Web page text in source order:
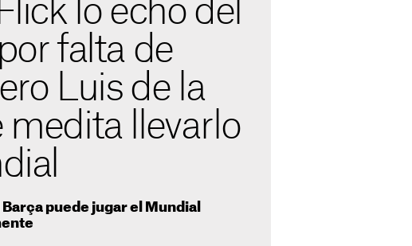
lo echó del
falta de
Luis de la
medita llevarlo
puede jugar el Mundial